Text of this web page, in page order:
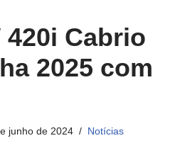
420i Cabrio
2025 com
junho de 2024 Notícias